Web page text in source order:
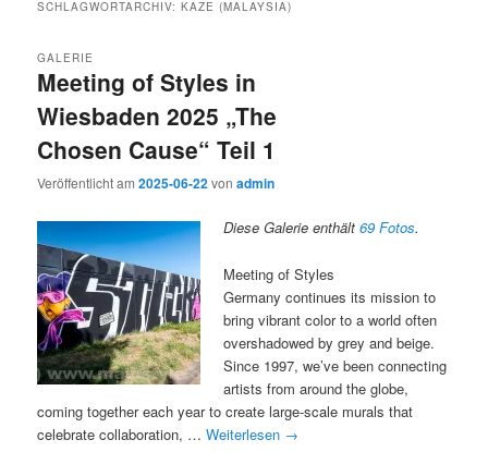
SCHLAGWORTARCHIV:KAZE (MALAYSIA)
Meeting of Styles in
Wiesbaden 2025 „The
Chosen Cause“ Teil 1
GALERIE
Veröffentlicht am2025-06-22vonadmin
Diese Galerie enthält69 Fotos.
Meeting of Styles
Germany continues its mission to
bring vibrant color to a world often
overshadowed by grey and beige.
Since 1997, we’ve been connecting
artists from around the globe,
coming together each year to create large-scale murals that
celebrate collaboration, …Weiterlesen →